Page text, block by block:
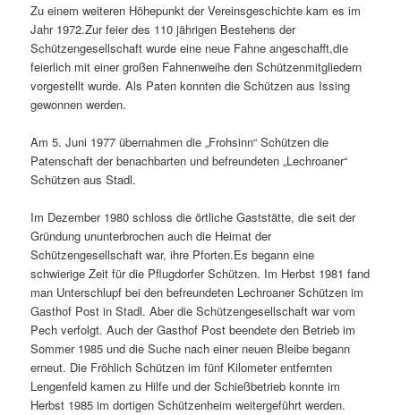
Zu einem weiteren Höhepunkt der Vereinsgeschichte kam es im
Jahr 1972.Zur feier des 110 jährigen Bestehens der
Schützengesellschaft wurde eine neue Fahne angeschafft,die
feierlich mit einer großen Fahnenweihe den Schützenmitgliedern
vorgestellt wurde. Als Paten konnten die Schützen aus Issing
gewonnen werden.
Am 5. Juni 1977 übernahmen die „Frohsinn“ Schützen die
Patenschaft der benachbarten und befreundeten „Lechroaner“
Schützen aus Stadl.
Im Dezember 1980 schloss die örtliche Gaststätte, die seit der
Gründung ununterbrochen auch die Heimat der
Schützengesellschaft war, ihre Pforten.Es begann eine
schwierige Zeit für die Pflugdorfer Schützen. Im Herbst 1981 fand
man Unterschlupf bei den befreundeten Lechroaner Schützen im
Gasthof Post in Stadl. Aber die Schützengesellschaft war vom
Pech verfolgt. Auch der Gasthof Post beendete den Betrieb im
Sommer 1985 und die Suche nach einer neuen Bleibe begann
erneut. Die Fröhlich Schützen im fünf Kilometer entfernten
Lengenfeld kamen zu Hilfe und der Schießbetrieb konnte im
Herbst 1985 im dortigen Schützenheim weitergeführt werden.